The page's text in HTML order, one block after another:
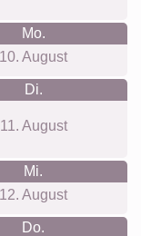
Mo.
10. August
Di.
11. August
Mi.
12. August
Do.